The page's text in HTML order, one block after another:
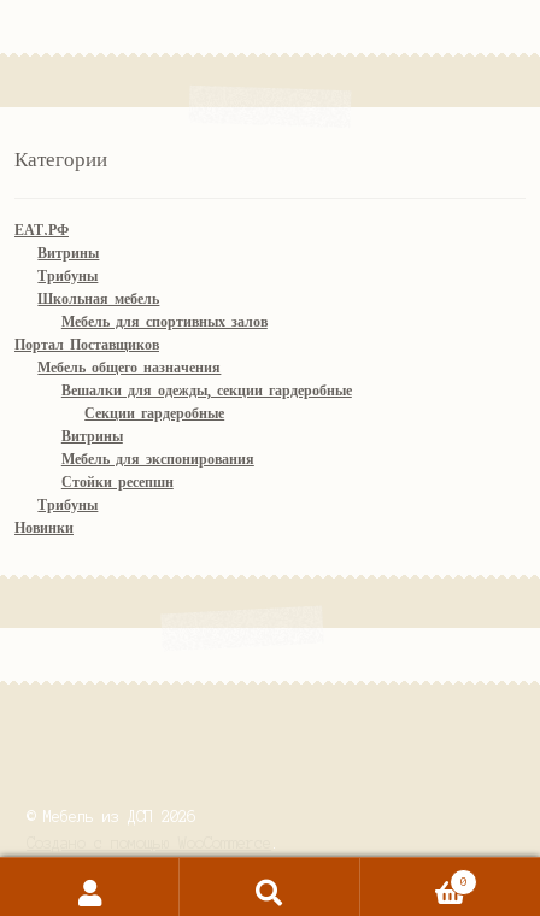
Категории
ЕАТ.РФ
Витрины
Трибуны
Школьная мебель
Мебель для спортивных залов
Портал Поставщиков
Мебель общего назначения
Вешалки для одежды, секции гардеробные
Секции гардеробные
Витрины
Мебель для экспонирования
Стойки ресепшн
Трибуны
Новинки
© Мебель из ДСП 2026
0